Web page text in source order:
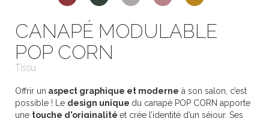
CANAPÉ MODULABLE
POP CORN
Tissu
Offrir un aspect graphique et moderne à son salon, c’est
possible ! Le design unique du canapé POP CORN apporte
une touche d'originalité et crée l’identité d’un séjour. Ses